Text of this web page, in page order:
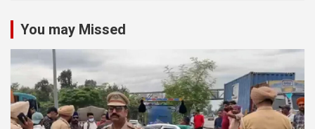
You may Missed